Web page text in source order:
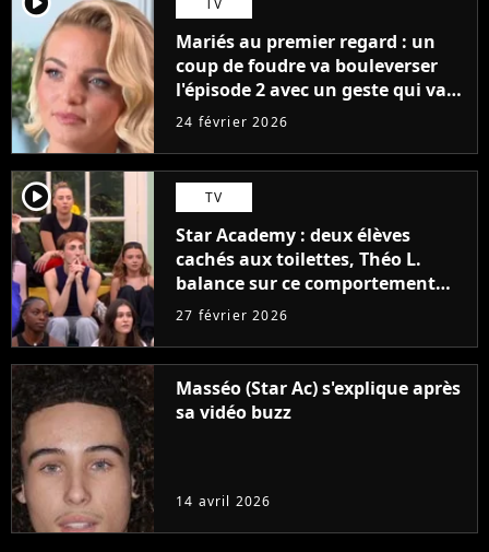
Mariés au premier regard : un
coup de foudre va bouleverser
l'épisode 2 avec un geste qui va
faire fondre les proches
24 février 2026
player2 TV
Star Academy : deux élèves
cachés aux toilettes, Théo L.
balance sur ce comportement
mystérieux qui a fait criser la
27 février 2026
Masséo (Star Ac) s'explique après
sa vidéo buzz
14 avril 2026